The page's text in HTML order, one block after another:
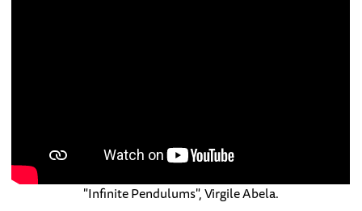
"Infinite Pendulums", Virgile Abela.